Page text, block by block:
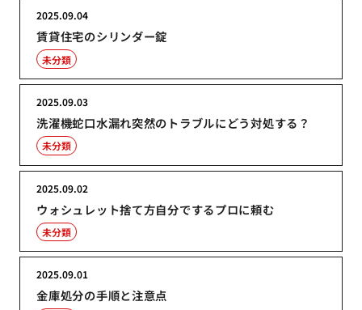
賃貸住宅のシリンダー錠
2025.09.04
未分類
洗濯機蛇口水漏れ突然のトラブルにどう対処する？
2025.09.03
未分類
ウォシュレット捨て方自分でするプロに頼む
2025.09.02
未分類
金庫処分の手順と注意点
2025.09.01